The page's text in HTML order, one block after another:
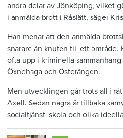
andra delar av Jönköping, vilket
i anmälda brott i Råslätt, säger
Han menar att den anmälda
snarare än knuten till ett område.
ofta upp i kriminella
Öxnehaga och Österängen.
Men utvecklingen går trots all i
Axell. Sedan några år tillbaka
socialtjänst, skola och olika